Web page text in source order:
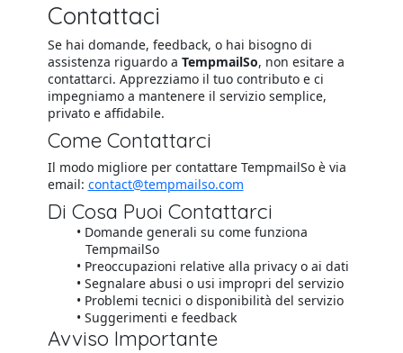
Contattaci
Se hai domande, feedback, o hai bisogno di
assistenza riguardo a TempmailSo, non esitare a
contattarci. Apprezziamo il tuo contributo e ci
impegniamo a mantenere il servizio semplice,
privato e affidabile.
Come Contattarci
Il modo migliore per contattare TempmailSo è via
email: contact@tempmailso.com
Di Cosa Puoi Contattarci
Domande generali su come funziona
TempmailSo
Preoccupazioni relative alla privacy o ai dati
Segnalare abusi o usi impropri del servizio
Problemi tecnici o disponibilità del servizio
Suggerimenti e feedback
Avviso Importante